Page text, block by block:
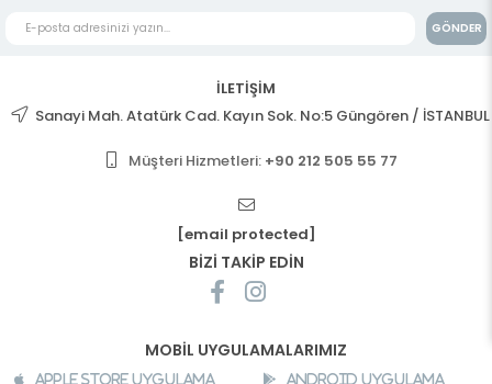
GÖNDER
İLETİŞİM
Sanayi Mah. Atatürk Cad. Kayın Sok. No:5 Güngören / İSTANBUL
Müşteri Hizmetleri: +90 212 505 55 77
[email protected]
BİZİ TAKİP EDİN
MOBİL UYGULAMALARIMIZ
Apple Store Uygulama Android Uygulama